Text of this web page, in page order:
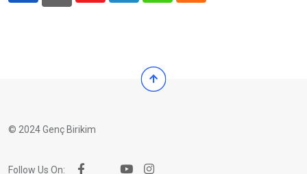
© 2024 Genç Birikim
Follow Us On: